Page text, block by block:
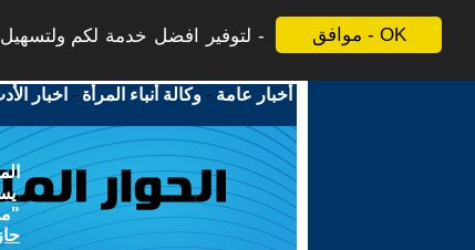
موافق - OK
لتوفير افضل خدمة لكم
أخبار عامة -وكالة أنباء المرأة - اخبار